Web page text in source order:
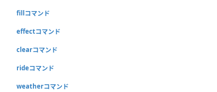
fillコマンド
effectコマンド
clearコマンド
rideコマンド
weatherコマンド